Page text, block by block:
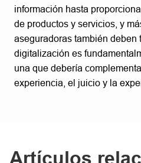
información hasta
de productos y servicios, y
aseguradoras también deben
digitalización es
una que debería
experiencia, el juicio y la
Artículos